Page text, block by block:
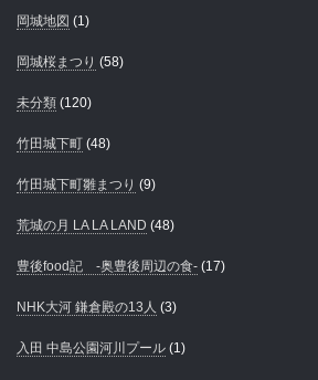
岡城地図 (1)
岡城桜まつり (58)
未分類 (120)
竹田城下町 (48)
竹田城下町雛まつり (9)
荒城の月 LA LA LAND (48)
豊後food記 -奥豊後周辺の食- (17)
NHK大河 鎌倉殿の13人 (3)
入田 中島公園河川プール (1)